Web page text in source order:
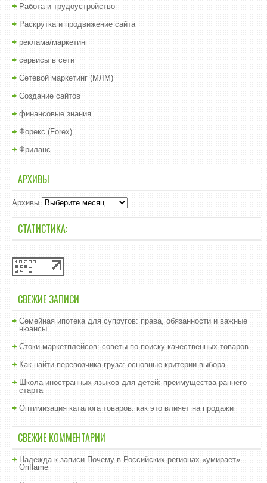
Работа и трудоустройство
Раскрутка и продвижение сайта
реклама/маркетинг
сервисы в сети
Сетевой маркетинг (МЛМ)
Создание сайтов
финансовые знания
Форекс (Forex)
Фриланс
АРХИВЫ
Архивы
СТАТИСТИКА:
СВЕЖИЕ ЗАПИСИ
Семейная ипотека для супругов: права, обязанности и важные
нюансы
Стоки маркетплейсов: советы по поиску качественных товаров
Как найти перевозчика груза: основные критерии выбора
Школа иностранных языков для детей: преимущества раннего
старта
Оптимизация каталога товаров: как это влияет на продажи
СВЕЖИЕ КОММЕНТАРИИ
Надеждак записи Почему в Российских регионах «умирает»
Oriflame